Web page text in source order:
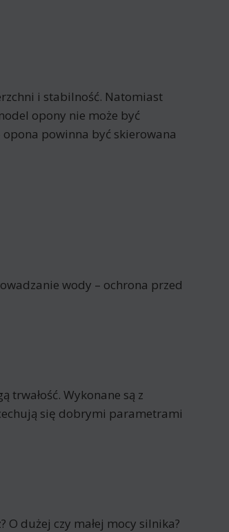
i stabilność. Natomiast
opony nie może być
powinna być skierowana
wody – ochrona przed
trwałość. Wykonane są z
się dobrymi parametrami
dużej czy małej mocy silnika?